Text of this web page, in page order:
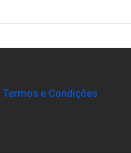
Termos e Condições